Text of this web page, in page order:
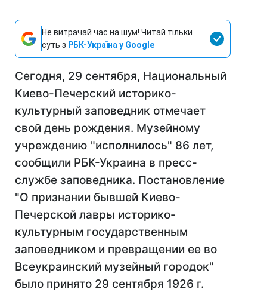
Не витрачай час на шум! Читай тільки
суть з РБК-Україна у Google
Сегодня, 29 сентября, Национальный
Киево-Печерский историко-
культурный заповедник отмечает
свой день рождения. Музейному
учреждению "исполнилось" 86 лет,
сообщили РБК-Украина в пресс-
службе заповедника. Постановление
"О признании бывшей Киево-
Печерской лавры историко-
культурным государственным
заповедником и превращении ее во
Всеукраинский музейный городок"
было принято 29 сентября 1926 г.